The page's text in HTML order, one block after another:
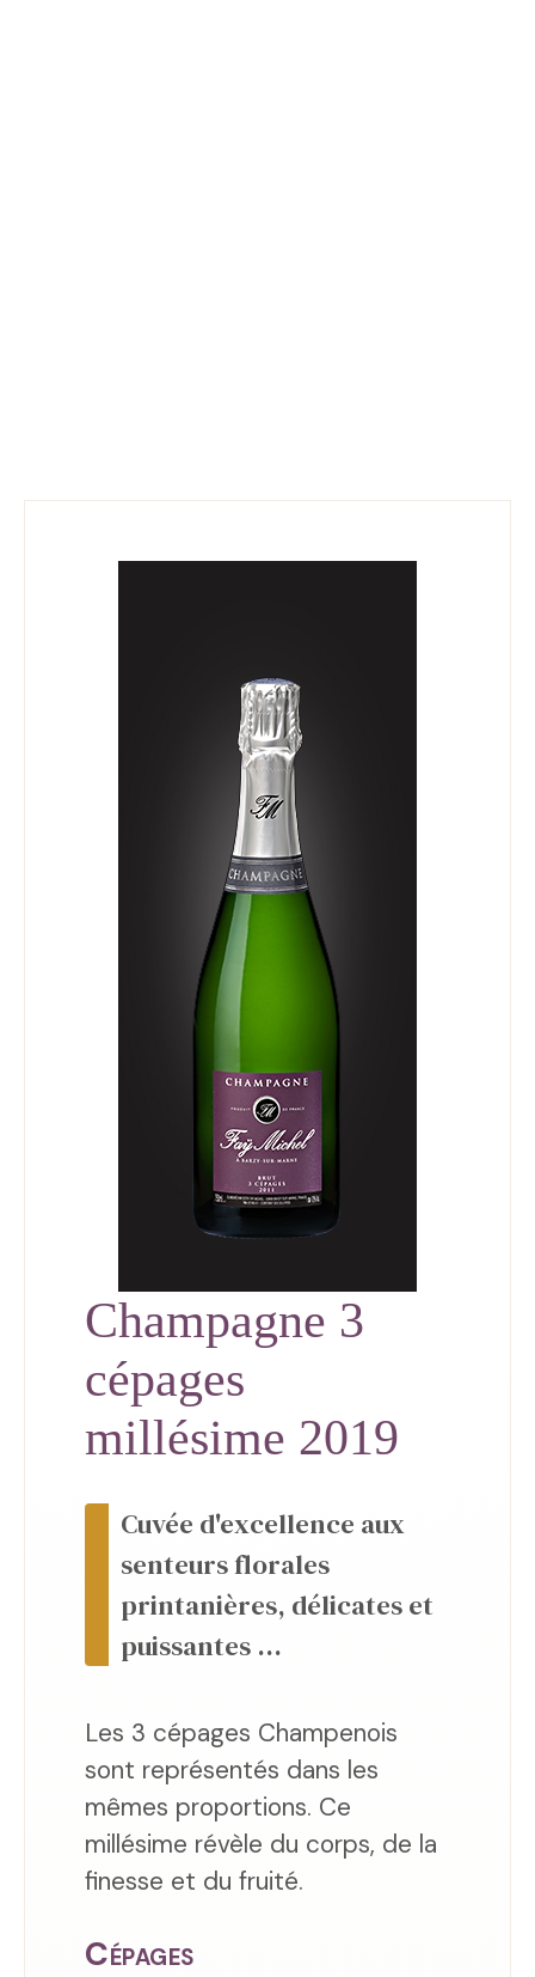
Champagne 3
cépages
millésime 2019
Cuvée d'excellence aux
senteurs florales
printanières, délicates et
puissantes ...
Les 3 cépages Champenois
sont représentés dans les
mêmes proportions. Ce
millésime révèle du corps, de la
finesse et du fruité.
Cépages